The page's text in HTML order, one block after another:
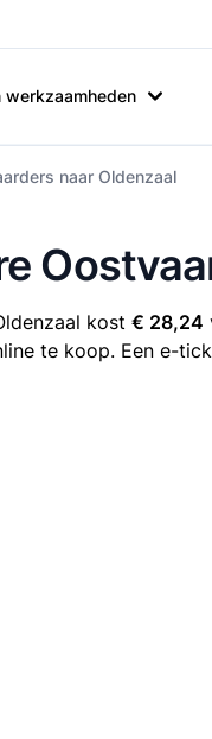
werkzaamheden
naar Oldenzaal
kost € 28,24
te koop. Een e-